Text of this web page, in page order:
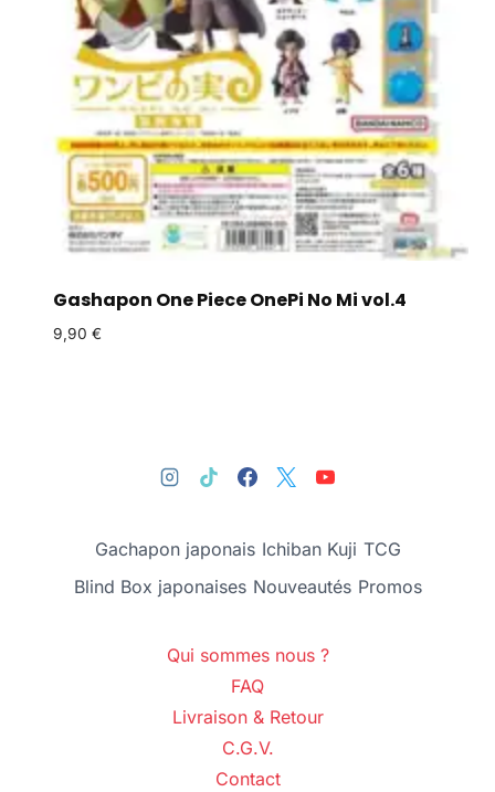
Gashapon One Piece OnePi No Mi vol.4
9,90 €
Gachapon japonais Ichiban Kuji TCG
Blind Box japonaises Nouveautés Promos
Qui sommes nous ?
FAQ
Livraison & Retour
C.G.V.
Contact